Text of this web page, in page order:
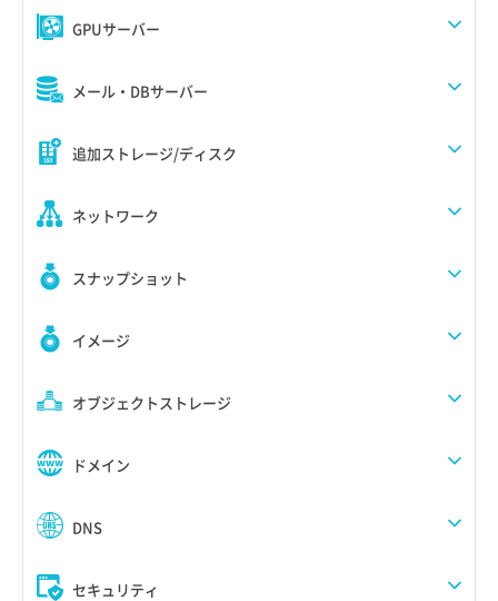
GPUサーバー
メール・DBサーバー
追加ストレージ/ディスク
ネットワーク
スナップショット
イメージ
オブジェクトストレージ
ドメイン
DNS
セキュリティ